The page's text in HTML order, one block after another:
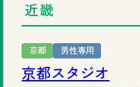
近畿
京都 男性専用
京都スタジオ